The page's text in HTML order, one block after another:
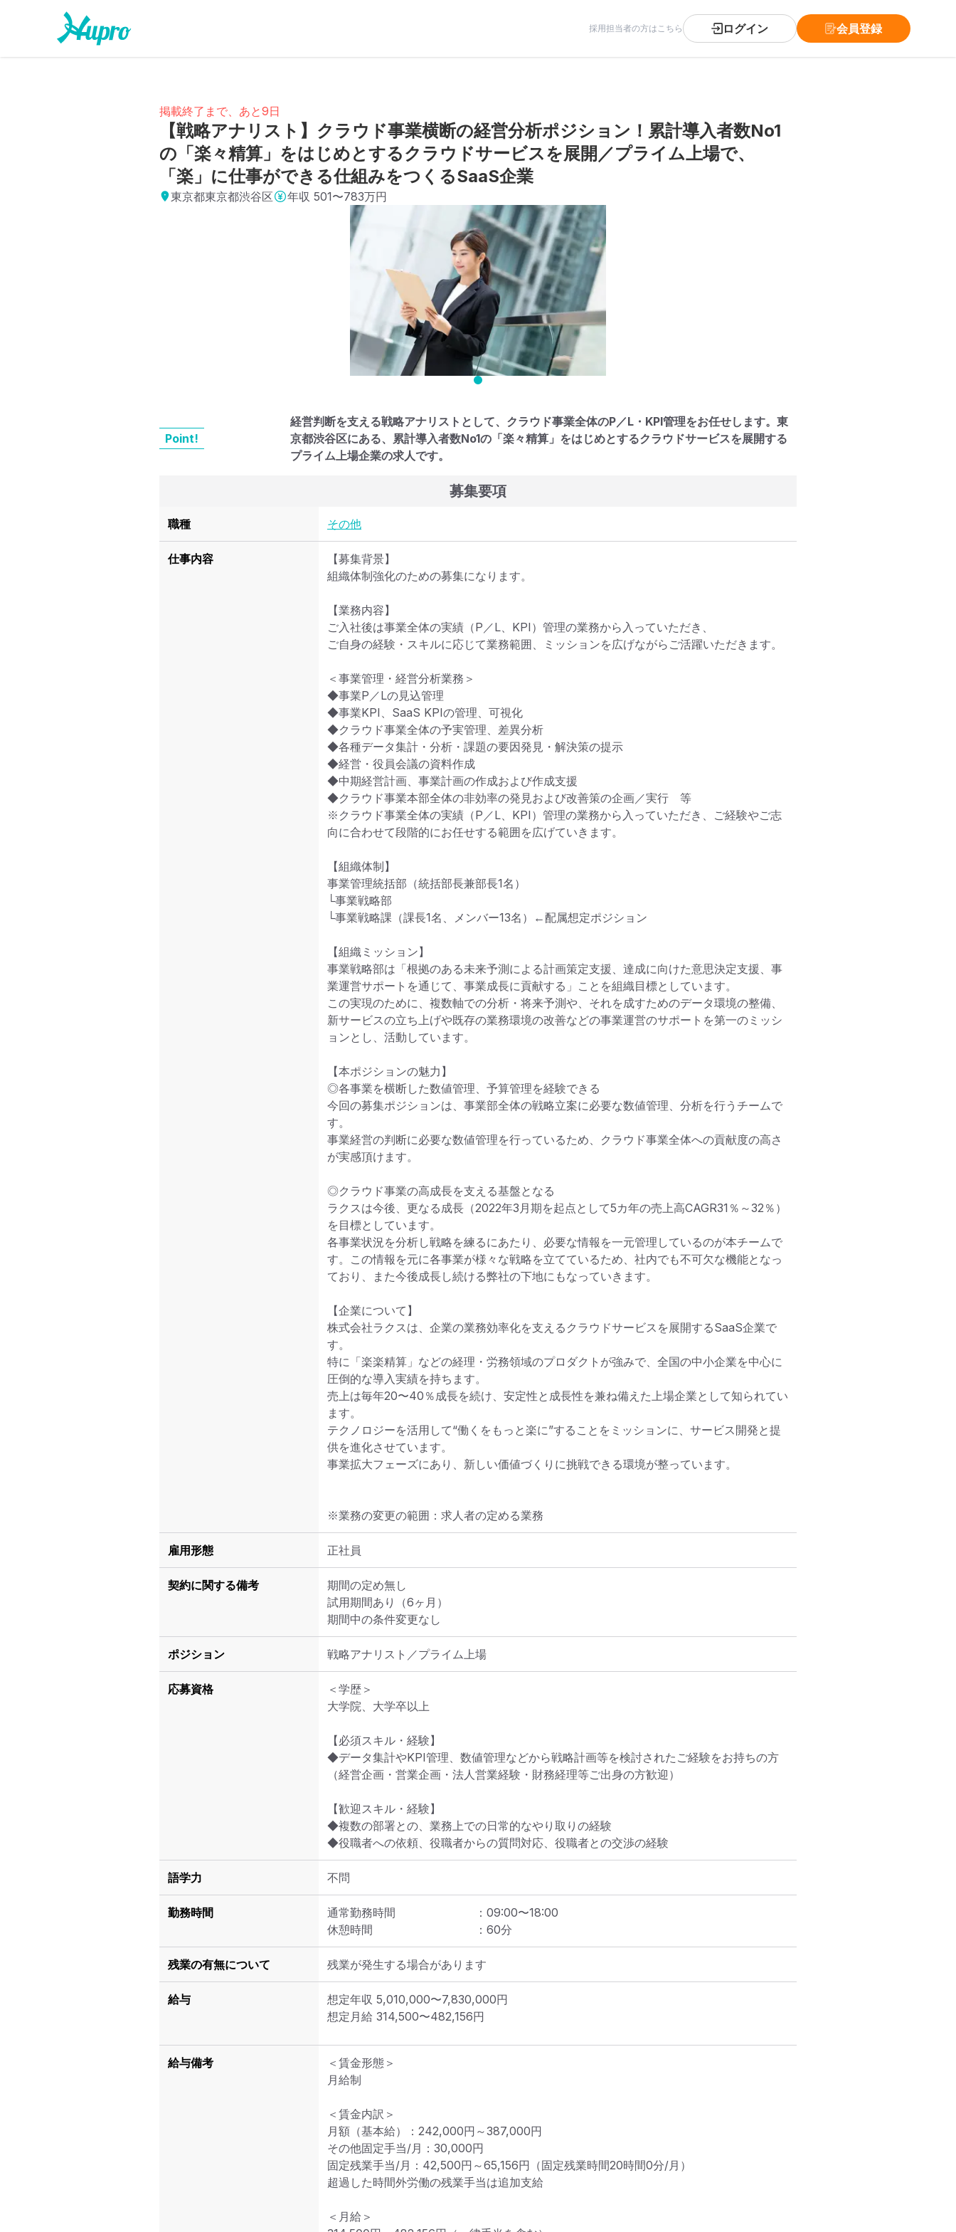
採用担当者の方はこちら ログイン 会員登録
掲載終了まで、あと9日
【戦略アナリスト】クラウド事業横断の経営分析ポジション！累計導入者数No1
の「楽々精算」をはじめとするクラウドサービスを展開／プライム上場で、
「楽」に仕事ができる仕組みをつくるSaaS企業
東京都東京都渋谷区 年収 501〜783万円
Point!
経営判断を支える戦略アナリストとして、クラウド事業全体のP／L・KPI管理をお任せします。東
京都渋谷区にある、累計導入者数No1の「楽々精算」をはじめとするクラウドサービスを展開する
プライム上場企業の求人です。
募集要項
職種 その他
仕事内容
【募集背景】
組織体制強化のための募集になります。
【業務内容】
ご入社後は事業全体の実績（P／L、KPI）管理の業務から入っていただき、
ご自身の経験・スキルに応じて業務範囲、ミッションを広げながらご活躍いただきます。
＜事業管理・経営分析業務＞
◆事業P／Lの見込管理
◆事業KPI、SaaS KPIの管理、可視化
◆クラウド事業全体の予実管理、差異分析
◆各種データ集計・分析・課題の要因発見・解決策の提示
◆経営・役員会議の資料作成
◆中期経営計画、事業計画の作成および作成支援
◆クラウド事業本部全体の非効率の発見および改善策の企画／実行　等
※クラウド事業全体の実績（P／L、KPI）管理の業務から入っていただき、ご経験やご志
向に合わせて段階的にお任せする範囲を広げていきます。
【組織体制】
事業管理統括部（統括部長兼部長1名）
└事業戦略部
└事業戦略課（課長1名、メンバー13名）←配属想定ポジション
【組織ミッション】
事業戦略部は「根拠のある未来予測による計画策定支援、達成に向けた意思決定支援、事
業運営サポートを通じて、事業成長に貢献する」ことを組織目標としています。
この実現のために、複数軸での分析・将来予測や、それを成すためのデータ環境の整備、
新サービスの立ち上げや既存の業務環境の改善などの事業運営のサポートを第一のミッシ
ョンとし、活動しています。
【本ポジションの魅力】
◎各事業を横断した数値管理、予算管理を経験できる
今回の募集ポジションは、事業部全体の戦略立案に必要な数値管理、分析を行うチームで
す。
事業経営の判断に必要な数値管理を行っているため、クラウド事業全体への貢献度の高さ
が実感頂けます。
◎クラウド事業の高成長を支える基盤となる
ラクスは今後、更なる成長（2022年3月期を起点として5カ年の売上高CAGR31％～32％）
を目標としています。
各事業状況を分析し戦略を練るにあたり、必要な情報を一元管理しているのが本チームで
す。この情報を元に各事業が様々な戦略を立てているため、社内でも不可欠な機能となっ
ており、また今後成長し続ける弊社の下地にもなっていきます。
【企業について】
株式会社ラクスは、企業の業務効率化を支えるクラウドサービスを展開するSaaS企業で
す。
特に「楽楽精算」などの経理・労務領域のプロダクトが強みで、全国の中小企業を中心に
圧倒的な導入実績を持ちます。
売上は毎年20〜40％成長を続け、安定性と成長性を兼ね備えた上場企業として知られてい
ます。
テクノロジーを活用して“働くをもっと楽に”することをミッションに、サービス開発と提
供を進化させています。
事業拡大フェーズにあり、新しい価値づくりに挑戦できる環境が整っています。
※業務の変更の範囲：求人者の定める業務
雇用形態 正社員
契約に関する備考
期間の定め無し
試用期間あり（6ヶ月）
期間中の条件変更なし
ポジション 戦略アナリスト／プライム上場
応募資格
＜学歴＞
大学院、大学卒以上
【必須スキル・経験】
◆データ集計やKPI管理、数値管理などから戦略計画等を検討されたご経験をお持ちの方
（経営企画・営業企画・法人営業経験・財務経理等ご出身の方歓迎）
【歓迎スキル・経験】
◆複数の部署との、業務上での日常的なやり取りの経験
◆役職者への依頼、役職者からの質問対応、役職者との交渉の経験
語学力 不問
勤務時間 通常勤務時間 ： 09:00〜18:00
休憩時間
： 60分
残業の有無について 残業が発生する場合があります
給与 想定年収 5,010,000〜7,830,000円
想定月給 314,500〜482,156円
給与備考
＜賃金形態＞
月給制
＜賃金内訳＞
月額（基本給）：242,000円～387,000円
その他固定手当/月：30,000円
固定残業手当/月：42,500円～65,156円（固定残業時間20時間0分/月）
超過した時間外労働の残業手当は追加支給
＜月給＞